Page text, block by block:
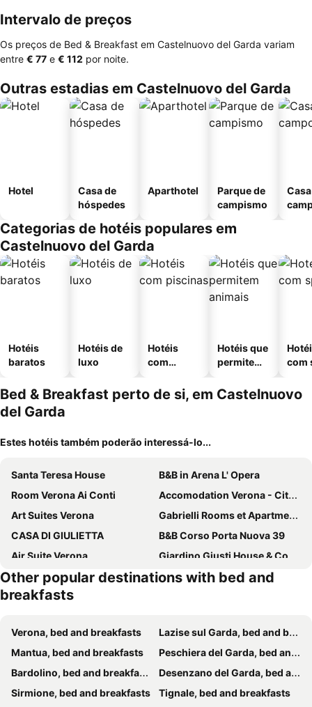
Intervalo de preços
Os preços de Bed & Breakfast em Castelnuovo del Garda variam
entre ‎€ 77 e ‎€ 112 por noite.
Outras estadias em Castelnuovo del Garda
Hotel
Casa de
hóspedes
Aparthotel
Parque de
campismo
Categorias de hotéis populares em
Castelnuovo del Garda
Hotéis
baratos
Hotéis de
luxo
Hotéis
com
Hotéis que
permitem
com
Bed & Breakfast perto de si, em Castelnuovo
del Garda
Estes hotéis também poderão interessá-lo...
Santa Teresa House
B&B in Arena L' Opera
Room Verona Ai Conti
Accomodation Verona - City Centre
Art Suites Verona
Gabrielli Rooms et Apartments Sant Antonio alloggio 4 M0230914084
CASA DI GIULIETTA
B&B Corso Porta Nuova 39
Air Suite Verona
Giardino Giusti House & Court
Verona Maison
B&B Fralillo
La Magnolia - House
Il Tenore B&B
Le Rêve - Lake view rooms
Hotel Garden
Luxury Suite Sirmione
Da Virginia B&B
Casa Fola - City Centre Rooms
B&B Amaverona
Oriana Homèl Verona
Other popular destinations with bed and
breakfasts
Verona, bed and breakfasts
Lazise sul Garda, bed and breakfasts
Mantua, bed and breakfasts
Peschiera del Garda, bed and breakfasts
Bardolino, bed and breakfasts
Desenzano del Garda, bed and breakfasts
Sirmione, bed and breakfasts
Tignale, bed and breakfasts